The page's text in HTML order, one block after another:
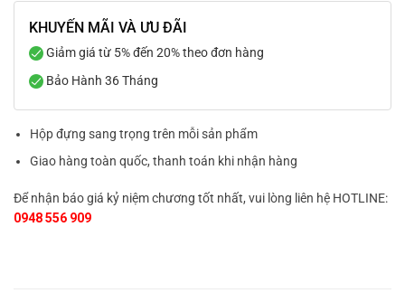
KHUYẾN MÃI VÀ ƯU ĐÃI
Giảm giá từ 5% đến 20% theo đơn hàng
Bảo Hành 36 Tháng
Hộp đựng sang trọng trên mỗi sản phẩm
Giao hàng toàn quốc, thanh toán khi nhận hàng
Để nhận báo giá kỷ niệm chương tốt nhất, vui lòng liên hệ HOTLINE:
0948 556 909